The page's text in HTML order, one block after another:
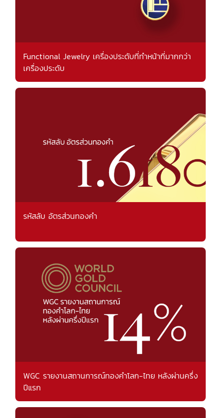
Functional Jewelry เครื่องประดับที่ทำหน้าที่มากกว่า
เครื่องประดับ
รหัสลับ อัตรส่วนทองคำ
WGC รายงานสถานการณ์ทองคำโลก-ไทย หลังผ่านครึ่ง
ปีแรก